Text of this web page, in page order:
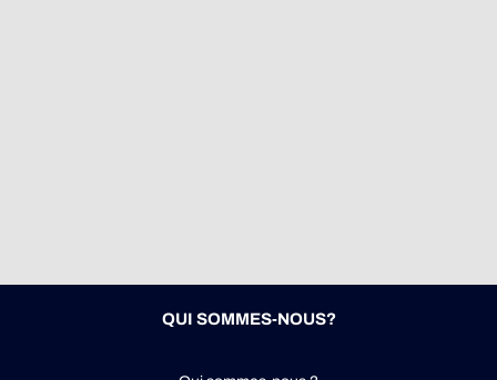
QUI SOMMES-NOUS?